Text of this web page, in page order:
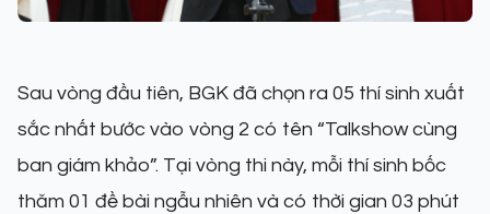
Sau vòng đầu tiên, BGK đã chọn ra 05 thí sinh xuất
sắc nhất bước vào vòng 2 có tên “Talkshow cùng
ban giám khảo”. Tại vòng thi này, mỗi thí sinh bốc
thăm 01 đề bài ngẫu nhiên và có thời gian 03 phút